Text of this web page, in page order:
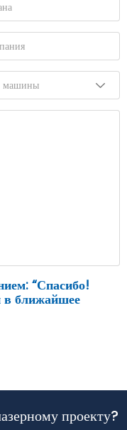
“Спасибо!
в ближайшее
проекту?